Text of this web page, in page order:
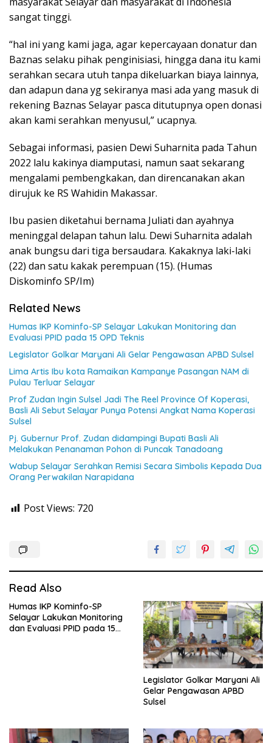
sangat tinggi.
“hal ini yang kami jaga, agar kepercayaan donatur dan
Baznas selaku pihak penginisiasi, hingga dana itu kami
serahkan secara utuh tanpa dikeluarkan biaya lainnya,
dan adapun dana yg sekiranya masi ada yang masuk di
rekening Baznas Selayar pasca ditutupnya open donasi
akan kami serahkan menyusul,” ucapnya.
Sebagai informasi, pasien Dewi Suharnita pada Tahun
2022 lalu kakinya diamputasi, namun saat sekarang
mengalami pembengkakan, dan direncanakan akan
dirujuk ke RS Wahidin Makassar.
Ibu pasien diketahui bernama Juliati dan ayahnya
meninggal delapan tahun lalu. Dewi Suharnita adalah
anak bungsu dari tiga bersaudara. Kakaknya laki-laki
(22) dan satu kakak perempuan (15). (Humas
Diskominfo SP/Im)
Related News
Humas IKP Kominfo-SP Selayar Lakukan Monitoring dan
Evaluasi PPID pada 15 OPD Teknis
Legislator Golkar Maryani Ali Gelar Pengawasan APBD Sulsel
Lima Artis Ibu kota Ramaikan Kampanye Pasangan NAM di
Pulau Terluar Selayar
Prof Zudan Ingin Sulsel Jadi The Reel Province Of Koperasi,
Basli Ali Sebut Selayar Punya Potensi Angkat Nama Koperasi
Sulsel
Pj. Gubernur Prof. Zudan didampingi Bupati Basli Ali
Melakukan Penanaman Pohon di Puncak Tanadoang
Wabup Selayar Serahkan Remisi Secara Simbolis Kepada Dua
Orang Perwakilan Narapidana
Post Views: 720
Read Also
Humas IKP Kominfo-SP
Selayar Lakukan Monitoring
dan Evaluasi PPID pada 15
Legislator Golkar Maryani Ali
Gelar Pengawasan APBD
Sulsel